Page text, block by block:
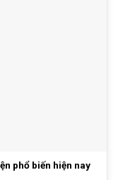
phổ biến hiện nay